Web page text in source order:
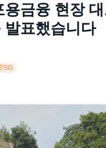
용금융 현장
발표했습니다